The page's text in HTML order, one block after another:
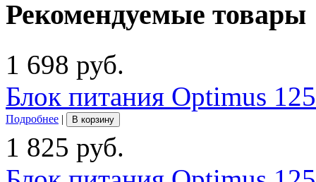
Рекомендуемые товары
1 698 руб.
Блок питания Optimus
Подробнее | В корзину
1 825 руб.